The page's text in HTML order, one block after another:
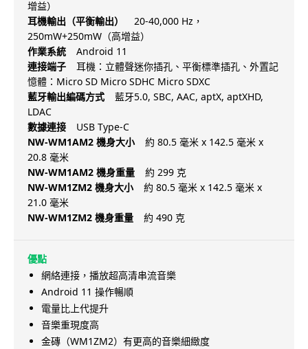
增益）
耳機輸出（平衡輸出）
20-40,000 Hz，
250mW+250mW（高增益）
作業系統
Android 11
連接端子
耳機：立體聲迷你插孔、平衡標準插孔、外置記
憶體：Micro SD Micro SDHC Micro SDXC
藍牙輸出編碼方式
藍牙5.0, SBC, AAC, aptX, aptXHD,
LDAC
數據連接
USB Type-C
NW-WM1AM2 機身大小
約 80.5 毫米 x 142.5 毫米 x
20.8 毫米
NW-WM1AM2 機身重量
約 299 克
NW-WM1ZM2 機身大小
約 80.5 毫米 x 142.5 毫米 x
21.0 毫米
NW-WM1ZM2 機身重量
約 490 克
優點
網絡連接，播放超高清串流音樂
Android 11 操作暢順
電量比上代提升
音樂重現度高
金磚（WM1ZM2）有更高的音樂細緻度